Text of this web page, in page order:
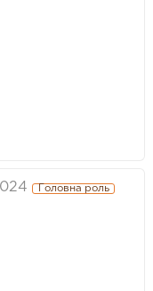
Головна роль